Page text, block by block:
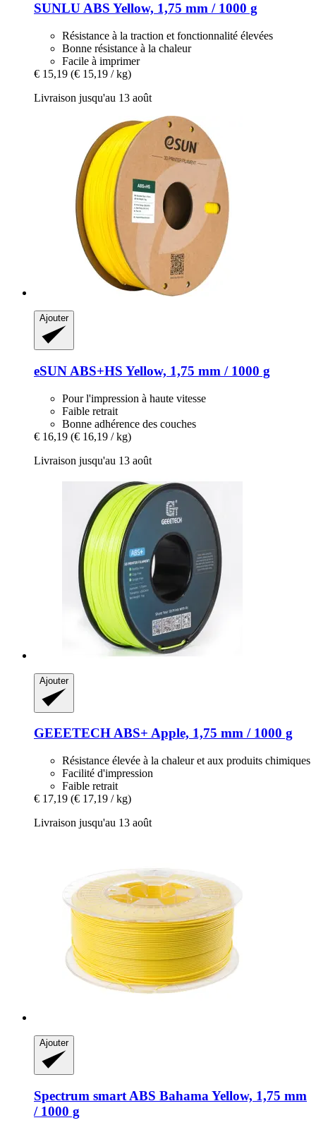
SUNLUABS Yellow, 1,75 mm / 1000 g
Résistance à la traction et fonctionnalité élevées
Bonne résistance à la chaleur
Facile à imprimer
€ 15,19 (€ 15,19 / kg)
Livraison jusqu'au 13 août
Ajouter
eSUN ABS+HS Yellow, 1,75 mm / 1000 g
Pour l'impression à haute vitesse
Faible retrait
Bonne adhérence des couches
€ 16,19 (€ 16,19 / kg)
Livraison jusqu'au 13 août
Ajouter
GEEETECHABS+ Apple, 1,75 mm / 1000 g
Résistance élevée à la chaleur et aux produits chimiques
Facilité d'impression
Faible retrait
€ 17,19 (€ 17,19 / kg)
Livraison jusqu'au 13 août
Ajouter
Spectrum smart ABS Bahama Yellow, 1,75 mm
/ 1000 g